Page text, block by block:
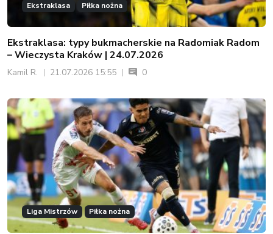
Ekstraklasa Piłka nożna
Ekstraklasa: typy bukmacherskie na Radomiak Radom
– Wieczysta Kraków | 24.07.2026
Kamil R. 21.07.2026 15:55 0
Liga Mistrzów Piłka nożna